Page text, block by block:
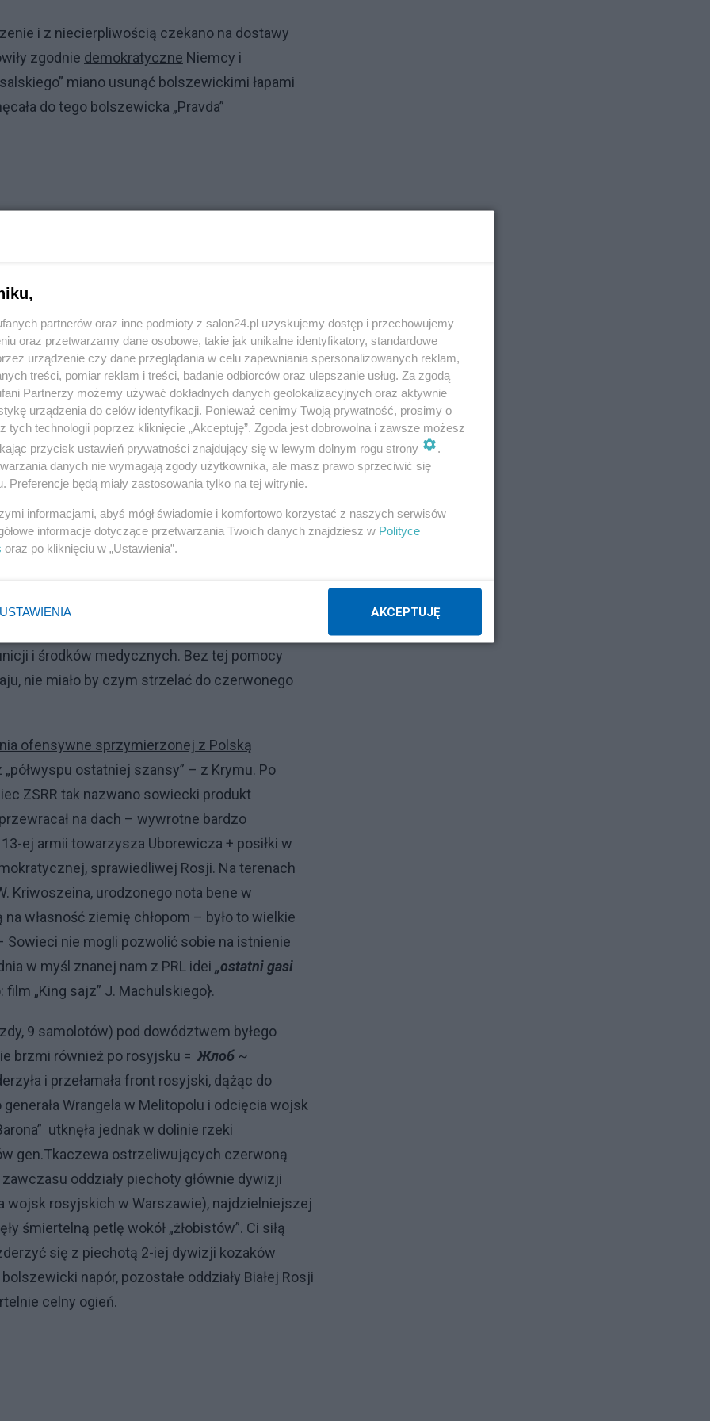
i z niecierpliwością czekano na dostawy
zgodnie demokratyczne Niemcy i
miano usunąć bolszewickimi łapami
do tego bolszewicka „Pravda”
russko-polskiy/
sowieckiego zalewu
przyjaciela Polski
i środków medycznych. Bez tej pomocy
nie miało by czym strzelać do czerwonego
ofensywne sprzymierzonej z Polską
ostatniej szansy” – z Krymu. Po
ZSRR tak nazwano sowiecki produkt
na dach – wywrotne bardzo
ej armii towarzysza Uborewicza + posiłki w
sprawiedliwej Rosji. Na terenach
Kriwoszeina, urodzonego nota bene w
własność ziemię chłopom – było to wielkie
nie mogli pozwolić sobie na istnienie
w myśl znanej nam z PRL idei „ostatni gasi
film „King sajz” J. Machulskiego}.
9 samolotów) pod dowództwem byłego
brzmi również po rosyjsku = Жлоб ~
i przełamała front rosyjski, dążąc do
Wrangela w Melitopolu i odcięcia wojsk
utknęła jednak w dolinie rzeki
gen.Tkaczewa ostrzeliwujących czerwoną
oddziały piechoty głównie dywizji
wojsk rosyjskich w Warszawie), najdzielniejszej
śmiertelną petlę wokół „żłobistów”. Ci siłą
się z piechotą 2-iej dywizji kozaków
napór, pozostałe oddziały Białej Rosji
celny ogień.
partnerów oraz inne podmioty z salon24.pl uzyskujemy dostęp i przechowujemy
oraz przetwarzamy dane osobowe, takie jak unikalne identyfikatory, standardowe
urządzenie czy dane przeglądania w celu zapewniania spersonalizowanych reklam,
treści, pomiar reklam i treści, badanie odbiorców oraz ulepszanie usług. Za zgodą
Partnerzy możemy używać dokładnych danych geolokalizacyjnych oraz aktywnie
urządzenia do celów identyfikacji. Ponieważ cenimy Twoją prywatność, prosimy o
tych technologii poprzez kliknięcie „Akceptuję”. Zgoda jest dobrowolna i zawsze możesz
przycisk ustawień prywatności znajdujący się w lewym dolnym rogu strony
.
danych nie wymagają zgody użytkownika, ale masz prawo sprzeciwić się
Preferencje będą miały zastosowania tylko na tej witrynie.
informacjami, abyś mógł świadomie i komfortowo korzystać z naszych serwisów
informacje dotyczące przetwarzania Twoich danych znajdziesz w Polityce
oraz po kliknięciu w „Ustawienia”.
USTAWIENIA AKCEPTUJĘ